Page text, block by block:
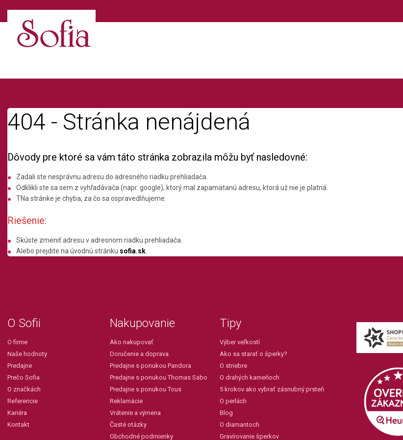
404 - Stránka nenájdená
Dôvody pre ktoré sa vám táto stránka zobrazila môžu byť nasledovné:
Zadali ste nesprávnu adresu do adresného riadku prehliadača.
Odklikli ste sa sem z vyhľadávača (napr. google), ktorý mal zapamätanú adresu, ktorá už nie je platná.
TNa stránke je chyba, za čo sa ospravedlňujeme.
Riešenie:
Skúste zmeniť adresu v adresnom riadku prehliadača.
Alebo prejdite na úvodnú stránku sofia.sk
O Sofii
O firme
Naše hodnoty
Predajne
Prečo Sofia
O značkách
Referencie
Kariéra
Kontakt
Nakupovanie
Ako nakupovať
Doručenie a doprava
Predajne s ponukou Pandora
Predajne s ponukou Thomas Sabo
Predajne s ponukou Tous
Reklamácie
Vrátenie a výmena
Časté otázky
Obchodné podmienky
Tipy
Výber veľkostí
Ako sa starať o šperky?
O striebre
O drahých kameňoch
5 krokov ako vybrať zásnubný prsteň
O perlách
Blog
O diamantoch
Gravírovanie šperkov